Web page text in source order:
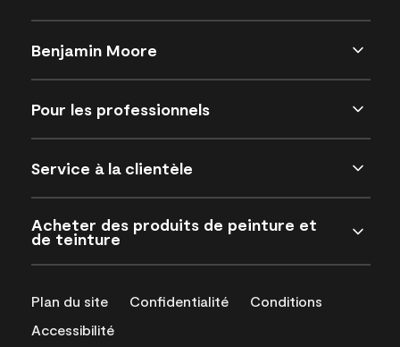
Benjamin Moore
Pour les professionnels
Service à la clientèle
Acheter des produits de peinture et
de teinture
Plan du site Confidentialité
Conditions
Accessibilité